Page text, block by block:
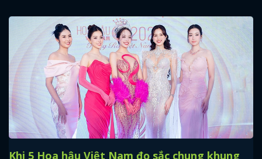
Khi 5 Hoa hậu Việt Nam đọ sắc chung khung